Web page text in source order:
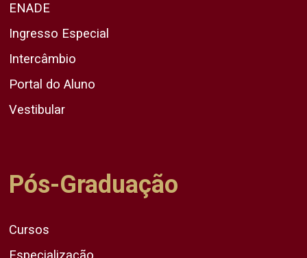
ENADE
Ingresso Especial
Intercâmbio
Portal do Aluno
Vestibular
Pós-Graduação
Cursos
Especialização